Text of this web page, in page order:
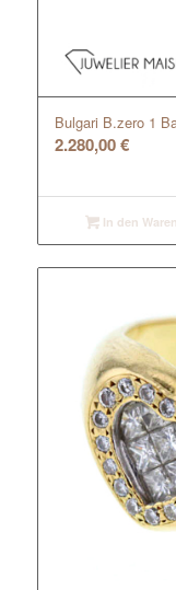
Bulgari B.zero 1
2.280,00€
In den